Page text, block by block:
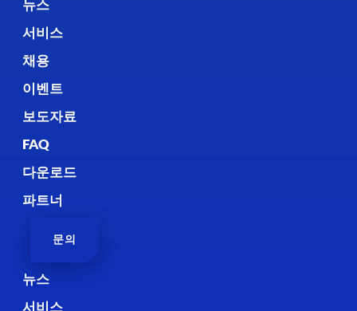
뉴스
서비스
채용
이벤트
보도자료
FAQ
다운로드
파트너
문의
뉴스
서비스